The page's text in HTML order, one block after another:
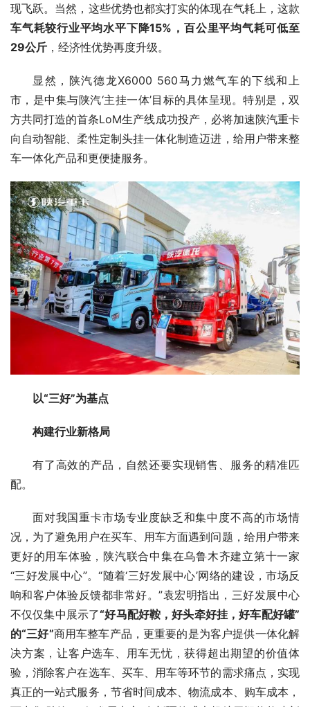
现飞跃。当然，这些优势也都实打实的体现在气耗上，这款
车气耗较行业平均水平下降15%，百公里平均气耗可低至
29公斤 ，经济性优势再度升级。
显然，陕汽德龙X6000 560马力燃气车的下线和上
市，是中集与陕汽‘主挂一体’目标的具体呈现。特别是，双
方共同打造的首条LoM生产线成功投产，必将加速陕汽重卡
向自动智能、柔性定制头挂一体化制造迈进，给用户带来整
车一体化产品和更便捷服务。
以“三好”为基点
构建行业新格局
有了高效的产品，自然还要实现销售、服务的精准匹
配。
面对我国重卡市场专业度缺乏和集中度不高的市场情
况，为了避免用户在买车、用车方面遇到问题，给用户带来
更好的用车体验，陕汽联合中集在乌鲁木齐建立第十一家
“三好发展中心”。“随着‘三好发展中心’网络的建设，市场反
响和客户体验反馈都非常好。”袁宏明指出，三好发展中心
不仅仅集中展示了“好马配好鞍，好头牵好挂，好车配好罐”
的“三好”商用车整车产品，更重要的是为客户提供一体化解
决方案，让客户选车、用车无忧，获得超出期望的价值体
验，消除客户在选车、买车、用车等环节的需求痛点，实现
真正的一站式服务，节省时间成本、物流成本、购车成本，